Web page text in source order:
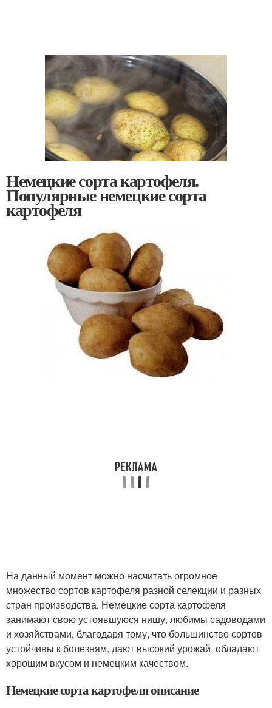
Немецкие сорта картофеля.
Популярные немецкие сорта
картофеля
На данный момент можно насчитать огромное
множество сортов картофеля разной селекции и разных
стран производства. Немецкие сорта картофеля
занимают свою устоявшуюся нишу, любимы садоводами
и хозяйствами, благодаря тому, что большинство сортов
устойчивы к болезням, дают высокий урожай, обладают
хорошим вкусом и немецким качеством.
Немецкие сорта картофеля описание